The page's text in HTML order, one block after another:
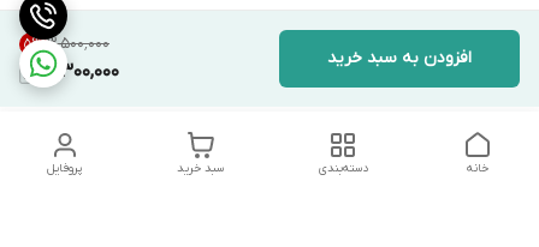
۳٬۵۰۰٬۰۰۰ 5%
3,300,000
افزودن به سبد خرید
پروفایل سبد خرید دسته‌بندی خانه